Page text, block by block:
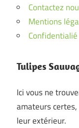
Contactez
Mentions
Confidentialié
Tulipes
Ici vous ne
amateurs
leur extérieur.